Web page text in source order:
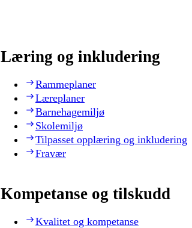
Læring og inkludering
Rammeplaner
Læreplaner
Barnehagemiljø
Skolemiljø
Tilpasset opplæring og inkludering
Fravær
Kompetanse og tilskudd
Kvalitet og kompetanse